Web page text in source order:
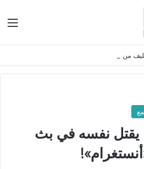
عاما يقتل نفسه في بث